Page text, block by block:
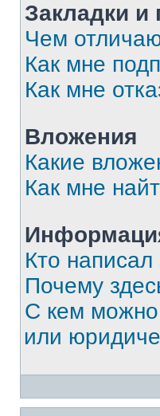
Закладки и
Чем
Как мне
Как мне
Вложения
Какие
Как мне
Кто
Почему
С кем можно
или